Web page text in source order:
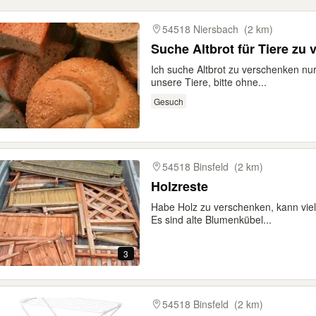
54518 Niersbach (2 km)
Suche Altbrot für Tiere zu
Ich suche Altbrot zu verschenken
unsere Tiere, bitte ohne...
Gesuch
3
54518 Binsfeld (2 km)
Holzreste
Habe Holz zu verschenken, kann
Es sind alte Blumenkübel...
54518 Binsfeld (2 km)